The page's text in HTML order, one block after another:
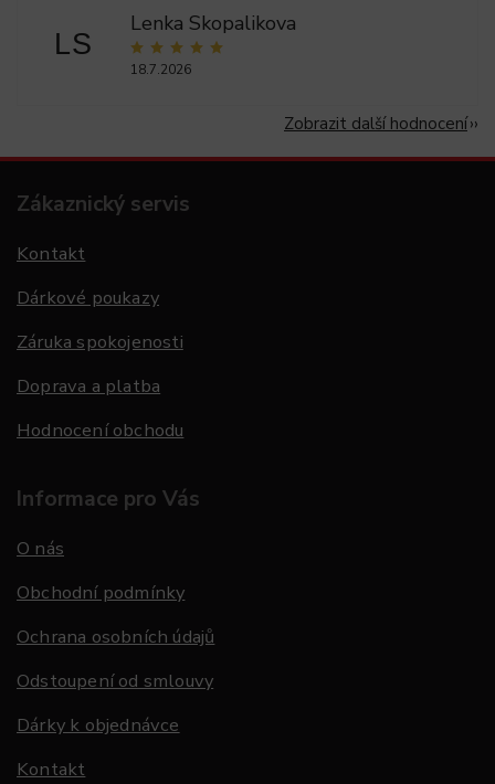
LS
Lenka Skopalikova
18.7.2026
Zobrazit další hodnocení
Zákaznický servis
Kontakt
Dárkové poukazy
Záruka spokojenosti
Doprava a platba
Hodnocení obchodu
Informace pro Vás
O nás
Obchodní podmínky
Ochrana osobních údajů
Odstoupení od smlouvy
Dárky k objednávce
Kontakt